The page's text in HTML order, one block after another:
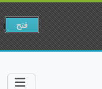
فتح